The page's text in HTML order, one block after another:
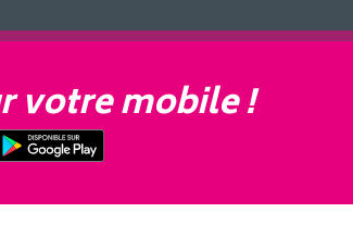
votre mobile !